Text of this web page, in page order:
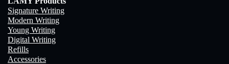
Signature Writing
Modern Writing
Young Writing
Digital Writing
Refills
Accessories